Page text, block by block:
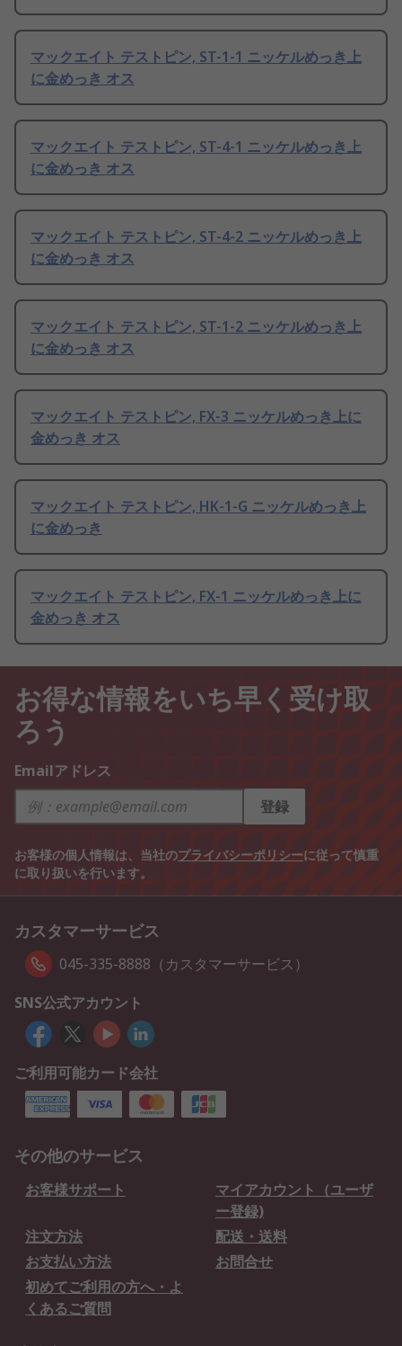
マックエイト テストピン, ST-1-1 ニッケルめっき上
に金めっき オス
マックエイト テストピン, ST-4-1 ニッケルめっき上
に金めっき オス
マックエイト テストピン, ST-4-2 ニッケルめっき上
に金めっき オス
マックエイト テストピン, ST-1-2 ニッケルめっき上
に金めっき オス
マックエイト テストピン, FX-3 ニッケルめっき上に
金めっき オス
マックエイト テストピン, HK-1-G ニッケルめっき上
に金めっき
マックエイト テストピン, FX-1 ニッケルめっき上に
金めっき オス
お得な情報をいち早く受け取
ろう
Emailアドレス
登録
お客様の個人情報は、当社のプライバシーポリシーに従って慎重
に取り扱いを行います。
カスタマーサービス
045-335-8888（カスタマーサービス）
SNS公式アカウント
ご利用可能カード会社
その他のサービス
お客様サポート
マイアカウント（ユーザ
ー登録)
注文方法
配送・送料
お支払い方法
お問合せ
初めてご利用の方へ・よ
くあるご質問